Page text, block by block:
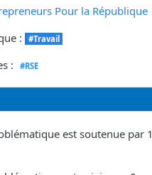
Pour la République
:
#Travail
: #RSE
est soutenue par 1